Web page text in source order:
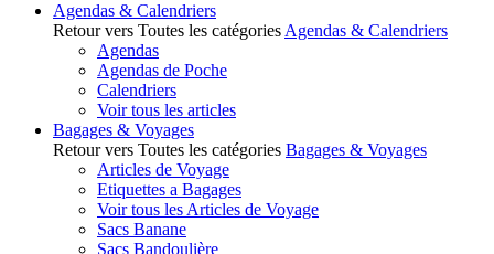
Agendas & Calendriers
Retour vers Toutes les catégories Agendas & Calendriers
Agendas
Agendas de Poche
Calendriers
Voir tous les articles
Bagages & Voyages
Retour vers Toutes les catégories Bagages & Voyages
Articles de Voyage
Etiquettes a Bagages
Voir tous les Articles de Voyage
Sacs Banane
Sacs Bandoulière